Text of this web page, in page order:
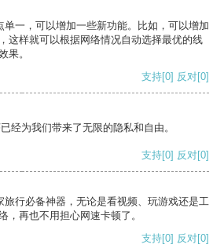
单一，可以增加一些新功能。比如，可以增加
这样就可以根据网络情况自动选择最优的线
果。
支持[0] 反对[0]
经为我们带来了无限的隐私和自由。
支持[0] 反对[0]
旅行必备神器，无论是看视频、玩游戏还是工
，再也不用担心网速卡顿了。
支持[0] 反对[0]